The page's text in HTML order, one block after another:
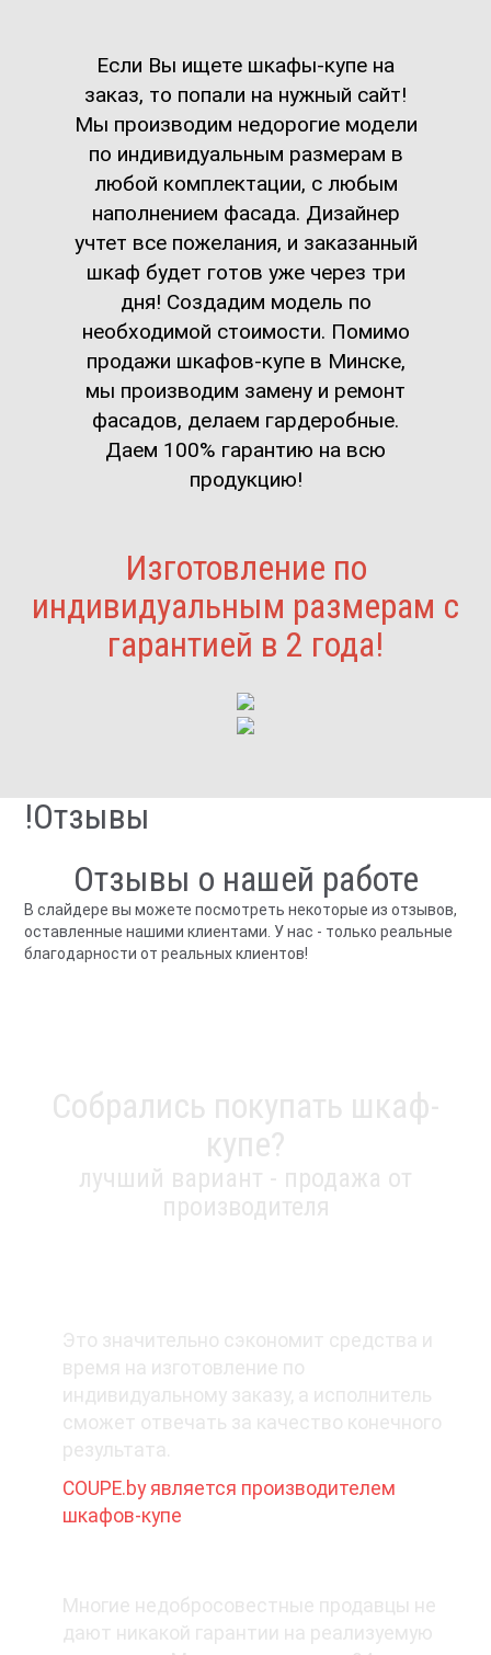
Если Вы ищете шкафы-купе на
заказ, то попали на нужный сайт!
Мы производим недорогие модели
по индивидуальным размерам в
любой комплектации, с любым
наполнением фасада. Дизайнер
учтет все пожелания, и заказанный
шкаф будет готов уже через три
дня! Создадим модель по
необходимой стоимости. Помимо
продажи шкафов-купе в Минске,
мы производим замену и ремонт
фасадов, делаем гардеробные.
Даем 100% гарантию на всю
продукцию!
Изготовление по
индивидуальным размерам с
гарантией в 2 года!
!Отзывы
Отзывы о нашей работе
В слайдере вы можете посмотреть некоторые из отзывов,
оставленные нашими клиентами. У нас - только реальные
благодарности от реальных клиентов!
Собрались покупать шкаф-
купе?
лучший вариант - продажа от
производителя
Это значительно сэкономит средства и
время на изготовление по
индивидуальному заказу, а исполнитель
сможет отвечать за качество конечного
результата.
COUPE.by является производителем
шкафов-купе
Многие недобросовестные продавцы не
дают никакой гарантии на реализуемую